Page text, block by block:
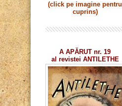
(click pe imagine pentru
cuprins)
A APĂRUT nr. 19
al revistei ANTILETHE